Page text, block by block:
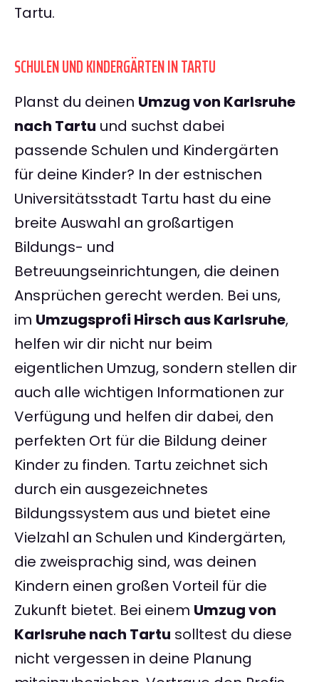
Tartu.
SCHULEN UND KINDERGÄRTEN IN TARTU
Planst du deinen Umzug von Karlsruhe
nach Tartu und suchst dabei
passende Schulen und Kindergärten
für deine Kinder? In der estnischen
Universitätsstadt Tartu hast du eine
breite Auswahl an großartigen
Bildungs- und
Betreuungseinrichtungen, die deinen
Ansprüchen gerecht werden. Bei uns,
im Umzugsprofi Hirsch aus Karlsruhe,
helfen wir dir nicht nur beim
eigentlichen Umzug, sondern stellen dir
auch alle wichtigen Informationen zur
Verfügung und helfen dir dabei, den
perfekten Ort für die Bildung deiner
Kinder zu finden. Tartu zeichnet sich
durch ein ausgezeichnetes
Bildungssystem aus und bietet eine
Vielzahl an Schulen und Kindergärten,
die zweisprachig sind, was deinen
Kindern einen großen Vorteil für die
Zukunft bietet. Bei einem Umzug von
Karlsruhe nach Tartu solltest du diese
nicht vergessen in deine Planung